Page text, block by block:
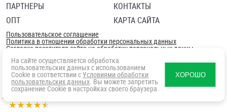
ПАРТНЕРЫ
ОПТ
КОНТАКТЫ
КАРТА САЙТА
Пользовательское соглашение
Политика в отношении обработки персональных данных
Согласие посетителя сайта на обработку персональных данны
На сайте осуществляется обработка
пользовательских данных с использованием
Cookie в соответствии с Условиями обработки
пользовательских данных. Вы можете запретить
сохранение Cookie в настройках своего браузера.
ХОРОШО